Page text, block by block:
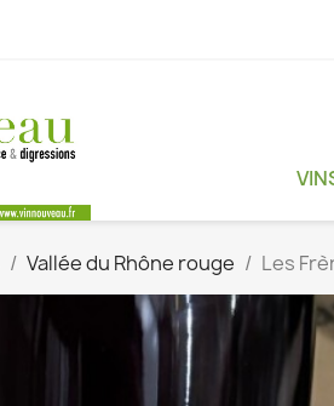
Vallée du Rhône rouge Les